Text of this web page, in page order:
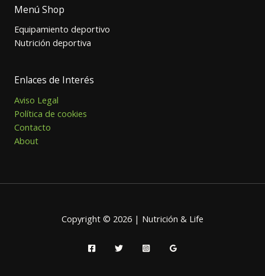
Menú Shop
Equipamiento deportivo
Nutrición deportiva
Enlaces de Interés
Aviso Legal
Política de cookies
Contacto
About
Copyright © 2026 | Nutrición & Life